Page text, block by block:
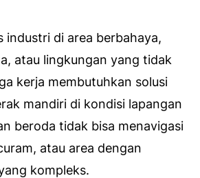
industri di area berbahaya,
atau lingkungan yang tidak
kerja membutuhkan solusi
mandiri di kondisi lapangan
beroda tidak bisa menavigasi
atau area dengan
kompleks.